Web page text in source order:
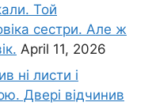
Той
сестри. Але ж
April 11, 2026
ні листи і
Двері відчинив